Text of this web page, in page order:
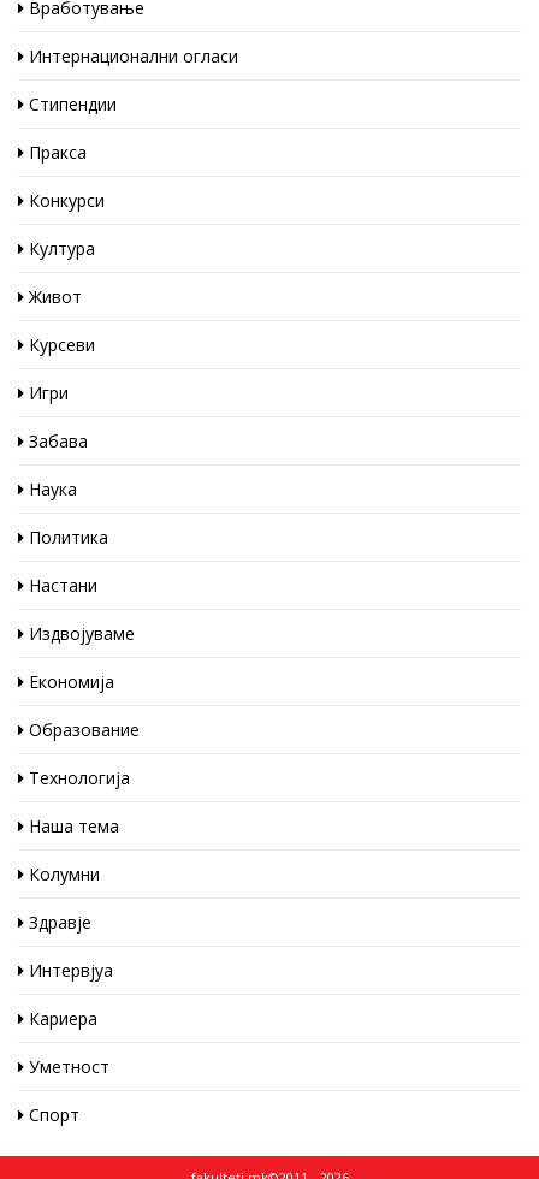
Вработување
Интернационални огласи
Стипендии
Пракса
Конкурси
Култура
Живот
Курсеви
Игри
Забава
Наука
Политика
Настани
Издвојуваме
Економија
Образование
Технологија
Наша тема
Колумни
Здравје
Интервјуа
Кариера
Уметност
Спорт